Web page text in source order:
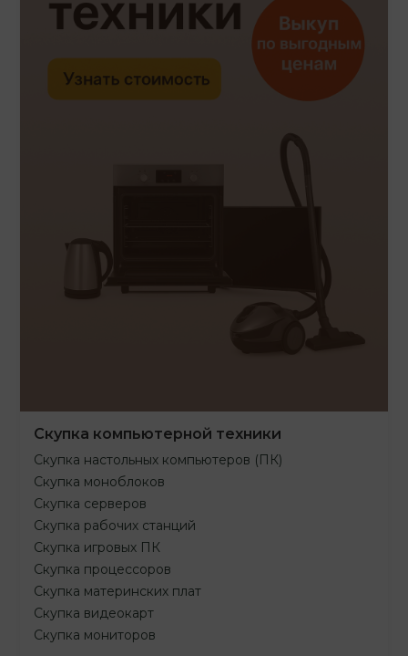
Скупка компьютерной техники
Скупка настольных компьютеров (ПК)
Скупка моноблоков
Скупка серверов
Скупка рабочих станций
Скупка игровых ПК
Скупка процессоров
Скупка материнских плат
Скупка видеокарт
Скупка мониторов